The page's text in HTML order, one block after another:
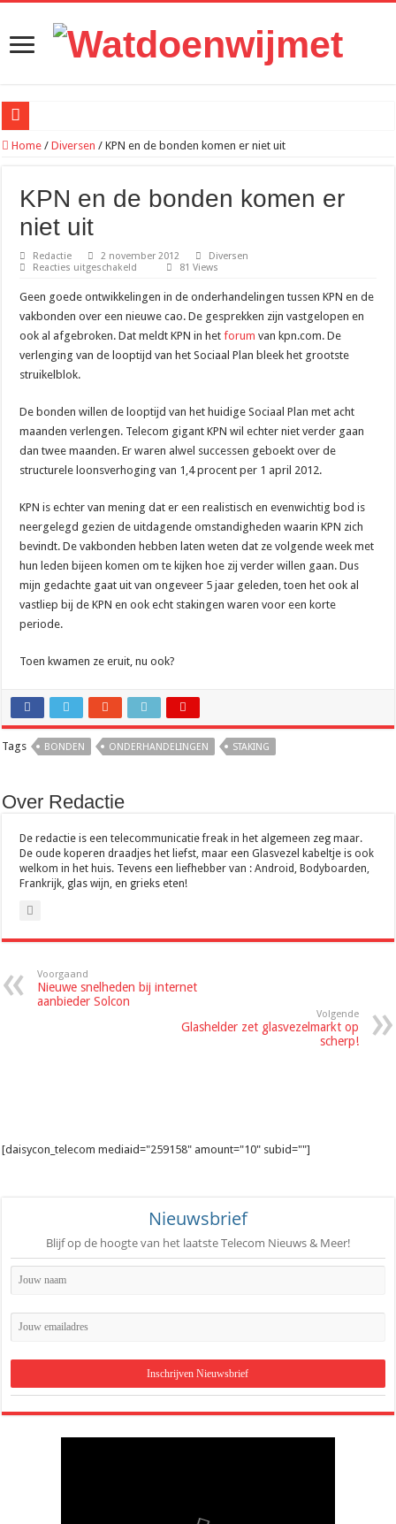
Wi-Fi-extenders: werken ze echt of is het weggegooid geld?
Waarom traditionele websites terrein verliezen aan superapps en digitale
Recreatief doelschieten groeit uit tot een populaire vrijetijdsbesteding
Hoe werkt een ontijzeringsinstallatie? Het proces simpel uitgelegd
Loungeset kopen: 9 tips voor het uitzoeken van de juiste set
Waarom meer leads niet automatisch meer klanten opleveren
Hoe online bestellen bepaalt wat er in jouw hamburgerbakje zit
Home / Diversen / KPN en de bonden komen er niet uit
KPN en de bonden komen er
niet uit
Redactie 2 november 2012
Diversen
Reacties uitgeschakeld
de
bonden
komen
er
uit
81 Views
Geen goede ontwikkelingen in de onderhandelingen tussen KPN en de
vakbonden over een nieuwe cao. De gesprekken zijn vastgelopen en
ook al afgebroken. Dat meldt KPN in hetforum van kpn.com. De
verlenging van de looptijd van het Sociaal Plan bleek het grootste
struikelblok.
De bonden willen de looptijd van het huidige Sociaal Plan met acht
maanden verlengen. Telecom gigant KPN wil echter niet verder gaan
dan twee maanden. Er waren alwel successen geboekt over de
structurele loonsverhoging van 1,4 procent per 1 april 2012.
KPN is echter van mening dat er een realistisch en evenwichtig bod is
neergelegd gezien de uitdagende omstandigheden waarin KPN zich
bevindt. De vakbonden hebben laten weten dat ze volgende week met
hun leden bijeen komen om te kijken hoe zij verder willen gaan. Dus
mijn gedachte gaat uit van ongeveer 5 jaar geleden, toen het ook al
vastliep bij de KPN en ook echt stakingen waren voor een korte
periode.
Toen kwamen ze eruit, nu ook?
Tags BONDEN ONDERHANDELINGEN STAKING
Over Redactie
De redactie is een telecommunicatie freak in het algemeen zeg maar.
De oude koperen draadjes het liefst, maar een Glasvezel kabeltje is ook
welkom in het huis. Tevens een liefhebber van : Android, Bodyboarden,
Frankrijk, glas wijn, en grieks eten!
Voorgaand
Nieuwe snelheden bij internet
aanbieder Solcon
Volgende
Glashelder zet glasvezelmarkt op
scherp!
[daisycon_telecom mediaid="259158" amount="10" subid=""]
Nieuwsbrief
Blijf op de hoogte van het laatste Telecom Nieuws & Meer!